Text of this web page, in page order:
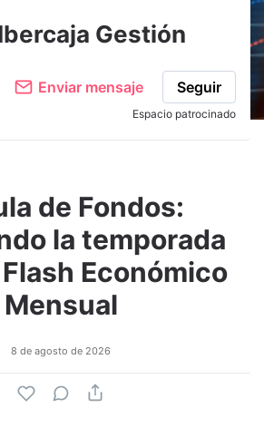
Gestión
Enviar mensaje Seguir
Espacio patrocinado
de Fondos:
la temporada
Económico
Mensual
8 de agosto de 2026